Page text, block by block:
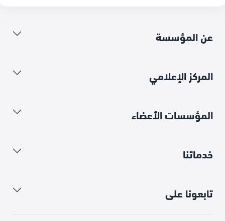
عن المؤسسة
المركز الإعلامي
المؤسسات الأعضاء
خدماتنا
تابعونا على